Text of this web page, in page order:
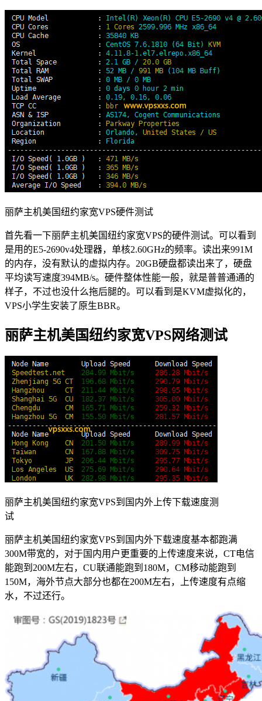
丽萨主机美国纽约家宽VPS硬件测试
首先看一下丽萨主机美国纽约家宽VPS的硬件测试。可以看到
是用的E5-2690v4处理器，单核2.60GHz的频率。读出来991M
的内存，没有默认的虚拟内存。20GB硬盘都读出来了，硬盘
平均读写速度394MB/s。硬件整体性能一般，就是普普通通的
样子，不过也没什么拖后腿的。可以看到是KVM虚拟化的，
VPS小学生安装了原生BBR。
丽萨主机美国纽约家宽VPS网络测试
丽萨主机美国纽约家宽VPS到国内外上传下载速度测
试
丽萨主机美国纽约家宽VPS到国内外下载速度基本都跑满
300M带宽的，对于国内用户更重要的上传速度来说，CT电信
能跑到200M左右，CU联通能跑到180M，CM移动能跑到
150M，海外节点大部分也都在200M左右，上传速度有点缩
水，不过还行。